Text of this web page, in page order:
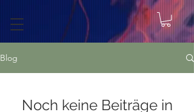
Blog
Noch keine Beiträge in